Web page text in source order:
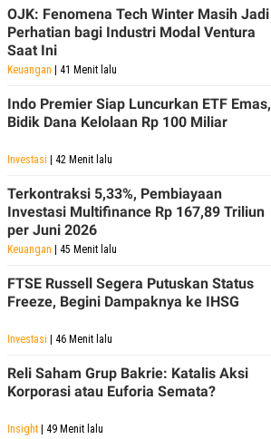
OJK: Fenomena Tech Winter Masih Jadi
Perhatian bagi Industri Modal Ventura
Saat Ini
Keuangan | 41 Menit lalu
Indo Premier Siap Luncurkan ETF Emas,
Bidik Dana Kelolaan Rp 100 Miliar
Investasi | 42 Menit lalu
Terkontraksi 5,33%, Pembiayaan
Investasi Multifinance Rp 167,89 Triliun
per Juni 2026
Keuangan | 45 Menit lalu
FTSE Russell Segera Putuskan Status
Freeze, Begini Dampaknya ke IHSG
Investasi | 46 Menit lalu
Reli Saham Grup Bakrie: Katalis Aksi
Korporasi atau Euforia Semata?
Insight | 49 Menit lalu